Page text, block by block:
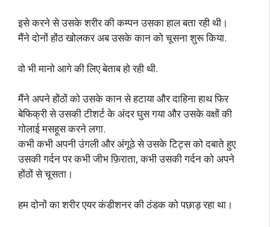
इसे करने से उसके शरीर की कम्पन उसका हाल बता रही थी।
मैंने दोनों होंठ खोलकर अब उसके कान को चूसना शुरू किया.
वो भी मानो आगे की लिए बेताब हो रही थी.
मैंने अपने होंठों को उसके कान से हटाया और दाहिना हाथ फिर
बेफिक्री से उसकी टीशर्ट के अंदर घुस गया और उसके वक्षों की
गोलाई मसहूस करने लगा.
कभी कभी अपनी उंगली और अंगूठे से उसके टिट्स को दबाते हुए
उसकी गर्दन पर कभी जीभ फ़िराता, कभी उसकी गर्दन को अपने
होंठों से चूसता।
हम दोनों का शरीर एयर कंडीशनर की ठंडक को पछाड़ रहा था।